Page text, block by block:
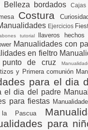
Belleza bordados
Costura
Ejercicios
tutorial llaveros
Manualidades con
en fieltro
punto de cruz
y Primera comunión
para el dia
el dia del padre
para fiestas
la Pascua
para